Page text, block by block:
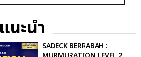
แนะนำ
SADECK BERRABAH :